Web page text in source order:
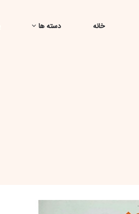
خانه دسته ها